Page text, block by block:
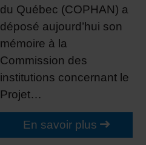
du Québec (COPHAN) a
déposé aujourd’hui son
mémoire à la
Commission des
institutions concernant le
Projet…
En savoir plus